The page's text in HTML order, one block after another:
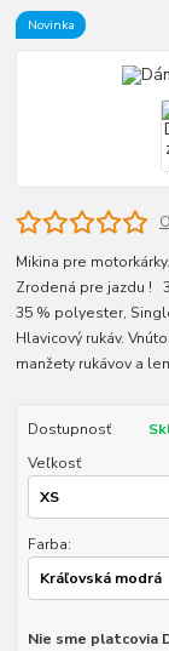
Novinka
Mikina pre
Zrodená pre jazdu !
35 % polyester,
Hlavicový rukáv.
manžety rukávov a
Dostupnosť
Veľkosť
Farba:
Nie sme platcovia